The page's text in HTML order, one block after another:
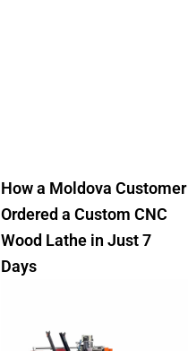
How a Moldova Customer
Ordered a Custom CNC
Wood Lathe in Just 7
Days